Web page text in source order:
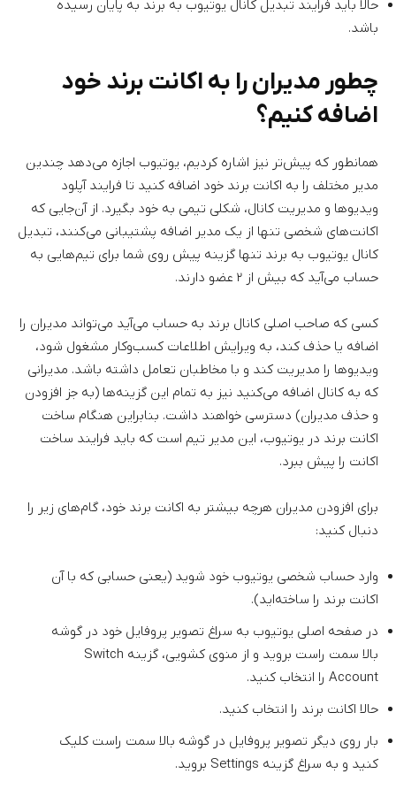
حالا باید فرایند تبدیل کانال یوتیوب به برند به پایان رسیده
باشد.
چطور مدیران را به اکانت برند خود
اضافه کنیم؟
همانطور که پیش‌تر نیز اشاره کردیم، یوتیوب اجازه می‌دهد چندین
مدیر مختلف را به اکانت برند خود اضافه کنید تا فرایند آپلود
ویدیوها و مدیریت کانال، شکلی تیمی به خود بگیرد. از آن‌جایی که
اکانت‌های شخصی تنها از یک مدیر اضافه پشتیبانی می‌کنند، تبدیل
کانال یوتیوب به برند تنها گزینه پیش روی شما برای تیم‌هایی به
حساب می‌آید که بیش از ۲ عضو دارند.
کسی که صاحب اصلی کانال برند به حساب می‌آید می‌تواند مدیران را
اضافه یا حذف کند، به ویرایش اطلاعات کسب‌وکار مشغول شود،
ویدیوها را مدیریت کند و با مخاطبان تعامل داشته باشد. مدیرانی
که به کانال اضافه می‌کنید نیز به تمام این گزینه‌ها (به جز افزودن
و حذف مدیران) دسترسی خواهند داشت. بنابراین هنگام ساخت
اکانت برند در یوتیوب، این مدیر تیم است که باید فرایند ساخت
اکانت را پیش ببرد.
برای افزودن مدیران هرچه بیشتر به اکانت برند خود، گام‌های زیر را
دنبال کنید:
وارد حساب شخصی یوتیوب خود شوید (یعنی حسابی که با آن
اکانت برند را ساخته‌اید).
در صفحه اصلی یوتیوب به سراغ تصویر پروفایل خود در گوشه
بالا سمت راست بروید و از منوی کشویی، گزینه Switch
Account را انتخاب کنید.
حالا اکانت برند را انتخاب کنید.
بار روی دیگر تصویر پروفایل در گوشه بالا سمت راست کلیک
کنید و به سراغ گزینه Settings بروید.